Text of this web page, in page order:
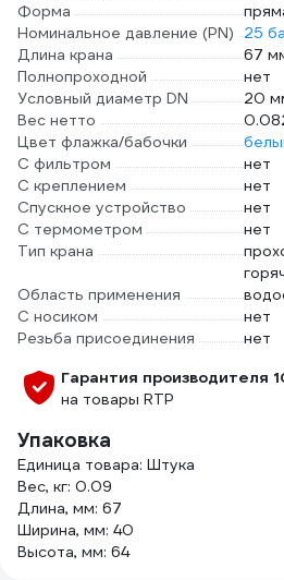
Форма
Номинальное давление (PN)
25
Длина крана
67
Полнопроходной
нет
Условный диаметр DN
20
Вес нетто
Цвет флажка/бабочки
С фильтром
нет
С креплением
нет
Спускное устройство
нет
С термометром
нет
Тип крана
Область применения
С носиком
нет
Резьба присоединения
нет
Гарантия производителя
на товары RTP
Упаковка
Единица товара: Штука
Вес, кг: 0.09
Длина, мм: 67
Ширина, мм: 40
Высота, мм: 64